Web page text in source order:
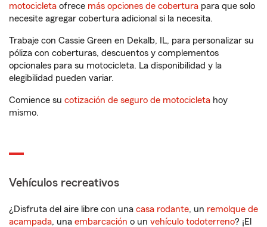
motocicleta ofrece más opciones de cobertura para que solo
necesite agregar cobertura adicional si la necesita.
Trabaje con Cassie Green en Dekalb, IL, para personalizar su
póliza con coberturas, descuentos y complementos
opcionales para su motocicleta. La disponibilidad y la
elegibilidad pueden variar.
Comience su cotización de seguro de motocicleta hoy
mismo.
Vehículos recreativos
¿Disfruta del aire libre con una casa rodante, un remolque de
acampada, una embarcación o un vehículo todoterreno? ¡El